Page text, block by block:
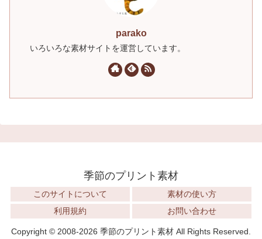
parako
いろいろな素材サイトを運営しています。
季節のプリント素材
このサイトについて
素材の使い方
利用規約
お問い合わせ
Copyright © 2008-2026 季節のプリント素材 All Rights Reserved.